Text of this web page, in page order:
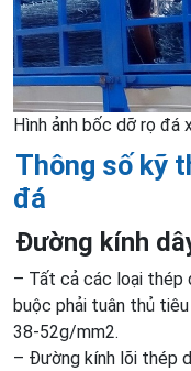
Hình ảnh bốc dỡ rọ đá
Thông số kỹ
đá
Đường kính
– Tất cả các loại thép
buộc phải tuân thủ
38-52g/mm2.
– Đường kính lõi thép